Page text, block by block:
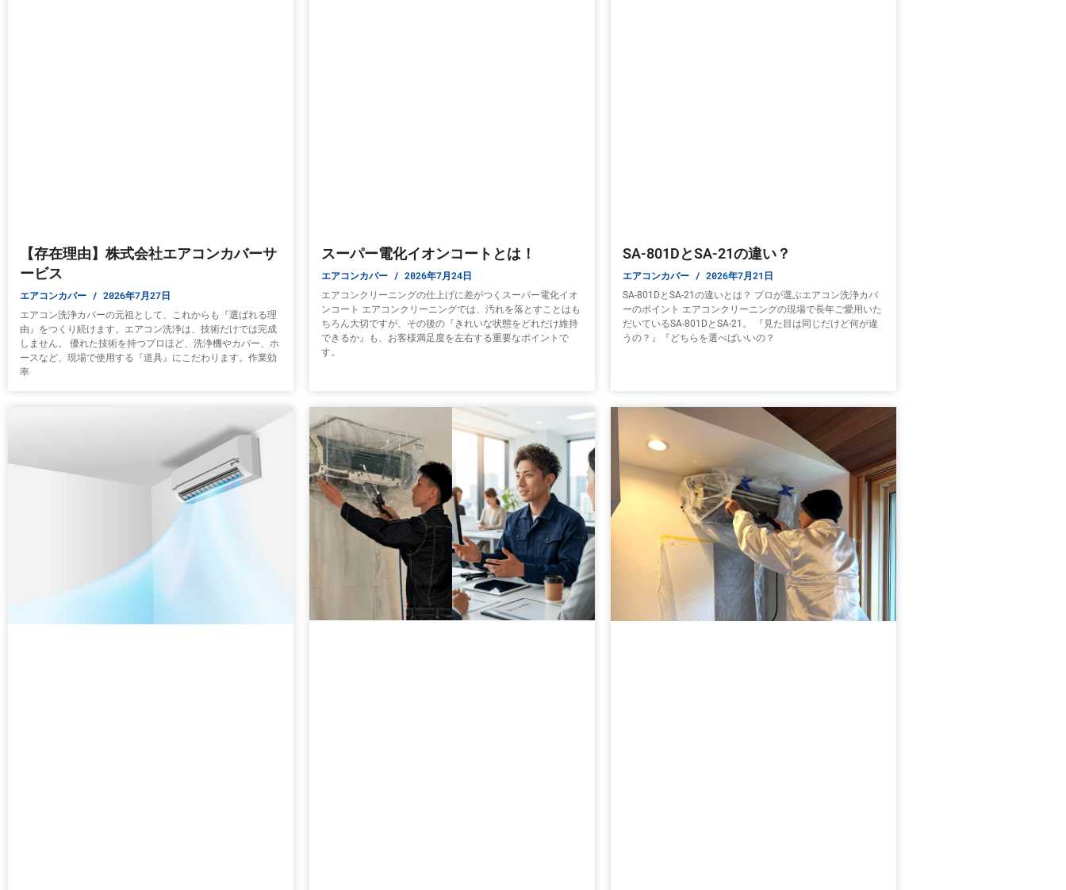
【存在理由】株式会社エアコンカバーサ
ービス
エアコンカバー 2026年7月27日
エアコン洗浄カバーの元祖として、これからも『選ばれる理
由』をつくり続けます。エアコン洗浄は、技術だけでは完成
しません。 優れた技術を持つプロほど、洗浄機やカバー、ホ
ースなど、現場で使用する『道具』にこだわります。作業効
率
スーパー電化イオンコートとは！
エアコンカバー 2026年7月24日
エアコンクリーニングの仕上げに差がつくスーパー電化イオ
ンコート エアコンクリーニングでは、汚れを落とすことはも
ちろん大切ですが、その後の『きれいな状態をどれだけ維持
できるか』も、お客様満足度を左右する重要なポイントで
す。
SA-801DとSA-21の違い？
エアコンカバー 2026年7月21日
SA-801DとSA-21の違いとは？ プロが選ぶエアコン洗浄カバ
ーのポイント エアコンクリーニングの現場で長年ご愛用いた
だいているSA-801DとSA-21。 『見た目は同じだけど何が違
うの？』『どちらを選べばいいの？